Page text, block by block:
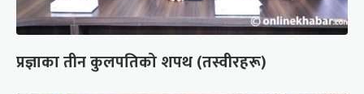
प्रज्ञाका तीन कुलपतिको शपथ (तस्वीरहरू)